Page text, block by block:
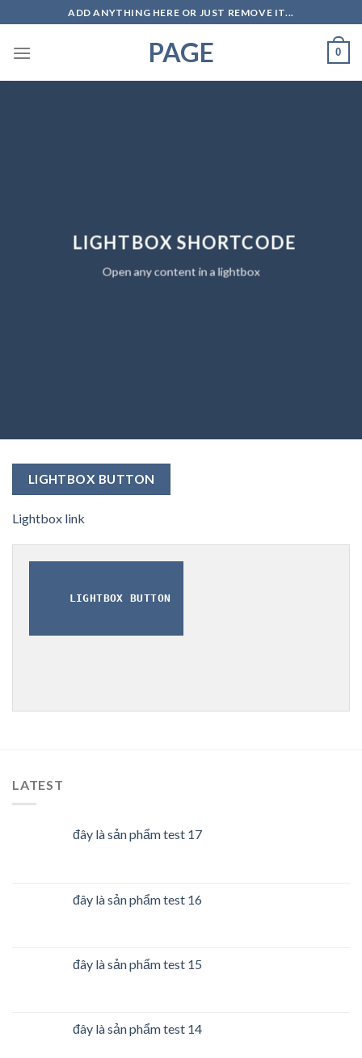
to
content
ADD ANYTHING HERE OR JUST REMOVE IT...
PAGE 0
LIGHTBOX SHORTCODE
Open any content in a lightbox
LIGHTBOX BUTTON
Lightbox link
LIGHTBOX BUTTON
LATEST
đây là sản phẩm test 17
đây là sản phẩm test 16
đây là sản phẩm test 15
đây là sản phẩm test 14